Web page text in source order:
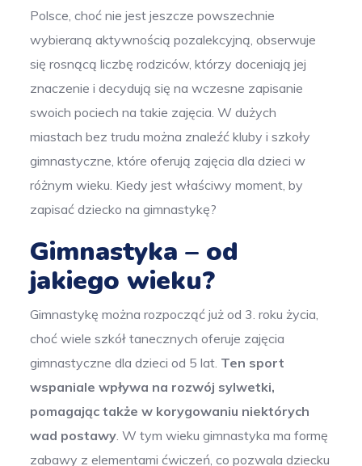
Polsce, choć nie jest jeszcze powszechnie
wybieraną aktywnością pozalekcyjną, obserwuje
się rosnącą liczbę rodziców, którzy doceniają jej
znaczenie i decydują się na wczesne zapisanie
swoich pociech na takie zajęcia. W dużych
miastach bez trudu można znaleźć kluby i szkoły
gimnastyczne, które oferują zajęcia dla dzieci w
różnym wieku. Kiedy jest właściwy moment, by
zapisać dziecko na gimnastykę?
Gimnastyka – od
jakiego wieku?
Gimnastykę można rozpocząć już od 3. roku życia,
choć wiele szkół tanecznych oferuje zajęcia
gimnastyczne dla dzieci od 5 lat. Ten sport
wspaniale wpływa na rozwój sylwetki,
pomagając także w korygowaniu niektórych
wad postawy . W tym wieku gimnastyka ma formę
zabawy z elementami ćwiczeń, co pozwala dziecku